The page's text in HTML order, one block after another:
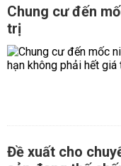
Chung cư đến
trị
Đề xuất cho